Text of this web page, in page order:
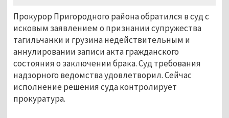
Прокурор Пригородного района обратился в суд с
исковым заявлением о признании супружества
тагильчанки и грузина недействительным и
аннулировании записи акта гражданского
состояния о заключении брака. Суд требования
надзорного ведомства удовлетворил. Сейчас
исполнение решения суда контролирует
прокуратура.